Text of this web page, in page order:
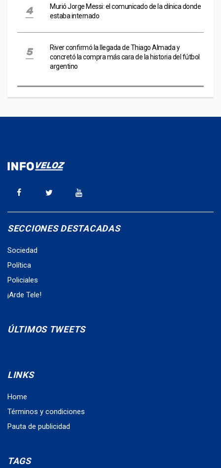
Murió Jorge Messi: el comunicado de la clínica donde
estaba internado
River confirmó la llegada de Thiago Almada y
concretó la compra más cara de la historia del fútbol
argentino
SECCIONES DESTACADAS
Sociedad
Política
Policiales
¡Arde Tele!
ÚLTIMOS TWEETS
LINKS
Home
Términos y condiciones
Pauta de publicidad
TAGS